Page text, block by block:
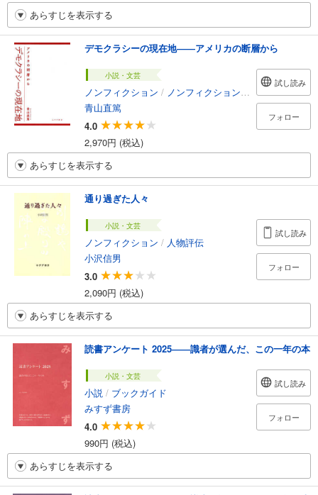
あらすじを表示する
デモクラシーの現在地――アメリカの断層から
小説・文芸
ノンフィクション / ノンフィクション・ドキュメンタリー
青山直篤
4.0
2,970円 (税込)
試し読み
フォロー
あらすじを表示する
通り過ぎた人々
小説・文芸
ノンフィクション / 人物評伝
小沢信男
3.0
2,090円 (税込)
試し読み
フォロー
あらすじを表示する
読書アンケート 2025――識者が選んだ、この一年の本
小説・文芸
小説 / ブックガイド
みすず書房
4.0
990円 (税込)
試し読み
フォロー
あらすじを表示する